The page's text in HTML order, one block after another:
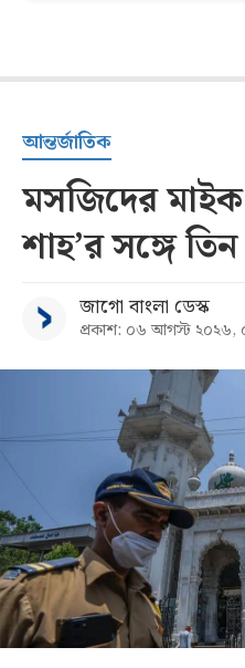
আন্তর্জাতিক
মসজিদের
শাহ’র সঙ্গে
জাগো বাংলা ডেস্ক
প্রকাশ: ০৬ আগস্ট ২০২৬,